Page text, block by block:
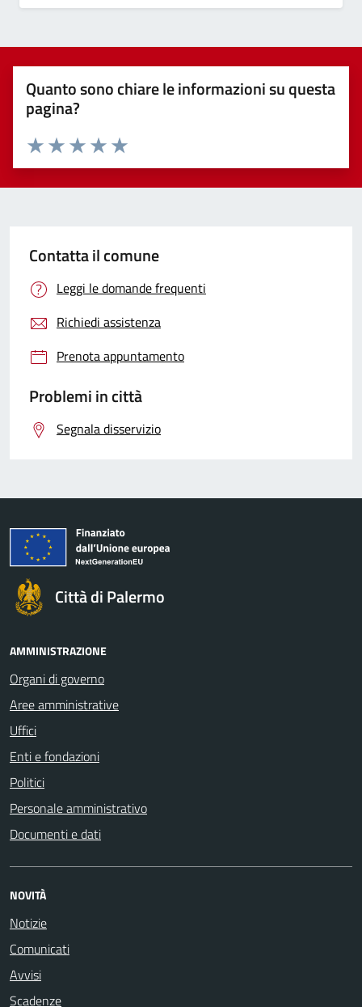
Quanto sono chiare le informazioni su questa
pagina?
Valuta 5 stelle su 5
Valuta 4 stelle su 5
Valuta 3 stelle su 5
Valuta 2 stelle su 5
Valuta 1 stelle su 5
Contatta il comune
Leggi le domande frequenti
Richiedi assistenza
Prenota appuntamento
Problemi in città
Segnala disservizio
Città di Palermo
AMMINISTRAZIONE
Organi di governo
Aree amministrative
Uffici
Enti e fondazioni
Politici
Personale amministrativo
Documenti e dati
NOVITÀ
Notizie
Comunicati
Avvisi
Scadenze